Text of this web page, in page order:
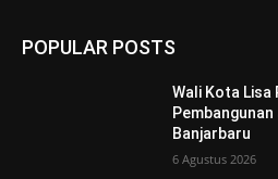
POPULAR POSTS
Wali Kota Lisa
Banjarbaru
6 Agustus 2026